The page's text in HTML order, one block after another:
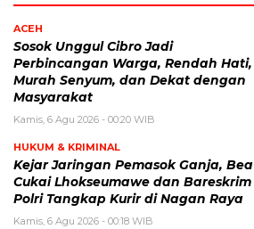
ACEH
Sosok Unggul Cibro Jadi
Perbincangan Warga, Rendah Hati,
Murah Senyum, dan Dekat dengan
Masyarakat
Kamis, 6 Agu 2026 - 00:20 WIB
HUKUM & KRIMINAL
Kejar Jaringan Pemasok Ganja, Bea
Cukai Lhokseumawe dan Bareskrim
Polri Tangkap Kurir di Nagan Raya
Kamis, 6 Agu 2026 - 00:18 WIB